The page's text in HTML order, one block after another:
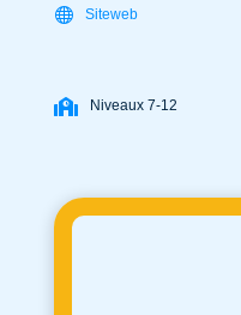
Siteweb
Niveaux 7-12